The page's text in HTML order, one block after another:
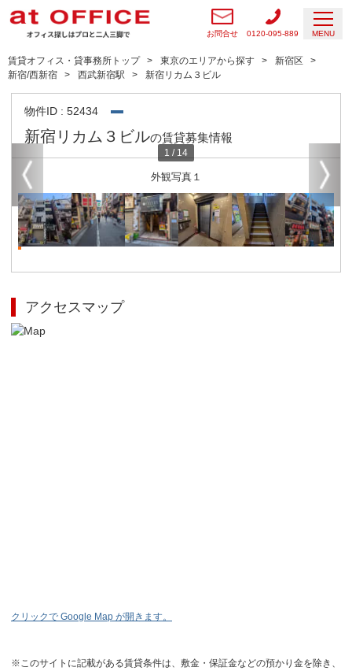
お問合せ 0120-095-889 MENU
賃貸オフィス・貸事務所トップ 東京のエリアから探す
新宿区
新宿/西新宿
西武新宿駅 新宿リカム３ビル
物件ID : 52434
新宿リカム３ビルの賃貸募集情報
外観写真１
1 / 14
アクセスマップ
クリックで Google Map が開きます。
※このサイトに記載がある賃貸条件は、敷金・保証金などの預かり金を除き、